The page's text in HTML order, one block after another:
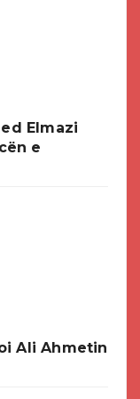
Elmazi
e
Ali Ahmetin